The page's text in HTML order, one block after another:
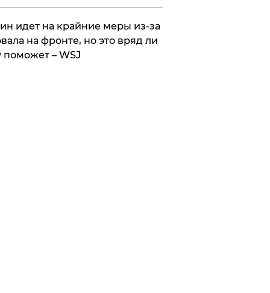
идет на крайние меры из-за
на фронте, но это вряд ли
поможет – WSJ